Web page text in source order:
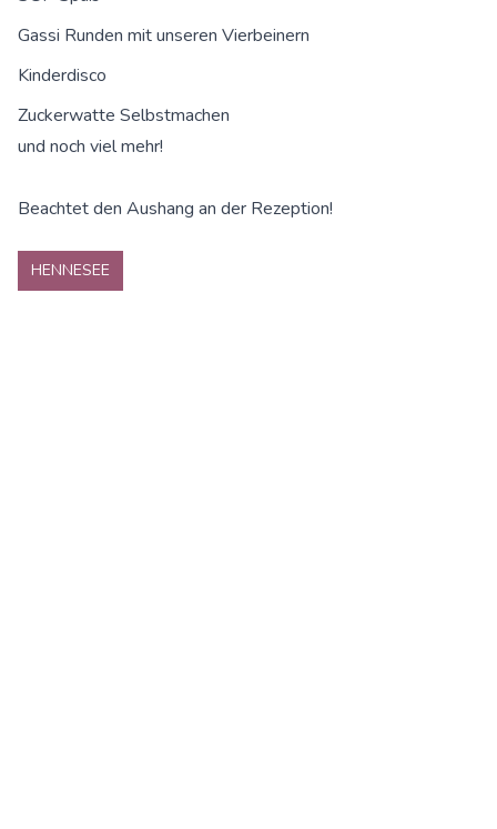
Gassi Runden mit unseren Vierbeinern
Kinderdisco
Zuckerwatte Selbstmachen
und noch viel mehr!
Beachtet den Aushang an der Rezeption!
HENNESEE